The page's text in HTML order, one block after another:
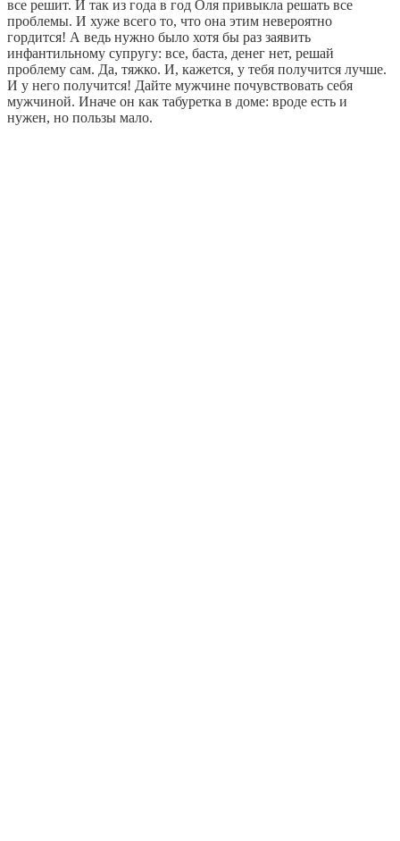
все решит. И так из года в год Оля привыкла решать все
проблемы. И хуже всего то, что она этим невероятно
гордится! А ведь нужно было хотя бы раз заявить
инфантильному супругу: все, баста, денег нет, решай
проблему сам. Да, тяжко. И, кажется, у тебя получится лучше.
И у него получится! Дайте мужчине почувствовать себя
мужчиной. Иначе он как табуретка в доме: вроде есть и
нужен, но пользы мало.